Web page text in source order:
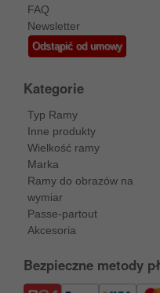
FAQ
Newsletter
Odstąpić od umowy
Kategorie
Typ Ramy
Inne produkty
Wielkość ramy
Marka
Ramy do obrazów na
wymiar
Passe-partout
Akcesoria
Bezpieczne metody